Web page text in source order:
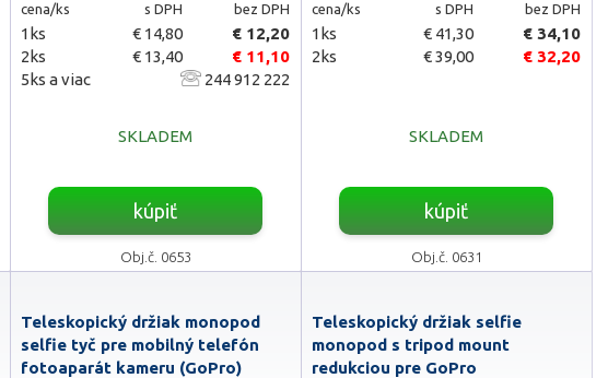
cena/ks s DPH bez DPH
1ks € 14,80
€ 12,20
2ks
€ 13,40
€ 11,10
5ks a viac
244 912 222
SKLADEM
kúpiť
Obj.č. 0653
cena/ks s DPH bez DPH
1ks € 41,30
€ 34,10
2ks
€ 39,00 € 32,20
SKLADEM
kúpiť
Obj.č. 0631
Teleskopický držiak monopod
selfie tyč pre mobilný telefón
fotoaparát kameru (GoPro)
Teleskopický držiak selfie
monopod s tripod mount
redukciou pre GoPro